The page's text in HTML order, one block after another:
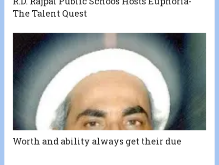
The Talent Quest
Worth and ability always get their due